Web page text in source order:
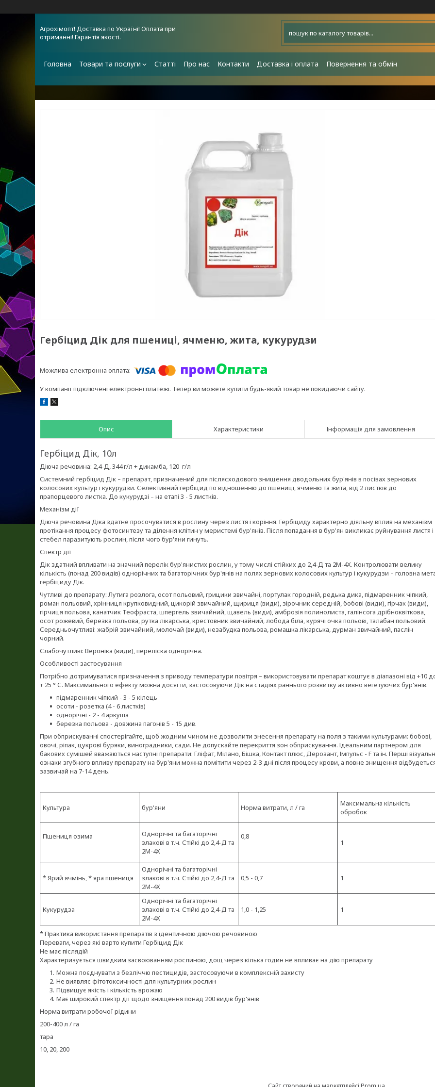
Агрохімопт! Доставка по Україні! Оплата при
отриманні! Гарантія якості.
Головна Товари та послуги Статті Про нас Контакти Доставка і оплата Повернення та обмін
Гербіцид Дік для пшениці, ячменю, жита, кукурудзи
У компанії підключені електронні платежі. Тепер ви можете купити будь-який товар не покидаючи сайту.
Опис Характеристики Інформація для замовлення
Гербіцид Дік, 10л
Діюча речовина: 2,4-Д, 344 г/л + дикамба, 120 г/л
Системний гербіцид Дік – препарат, призначений для післясходового знищення дводольних бур'янів в посівах зернових
колосових культур і кукурудзи. Селективний гербіцид по відношенню до пшениці, ячменю та жита, від 2 листків до
прапорцевого листка. До кукурудзі – на етапі 3 - 5 листків.
Механізм дії
Діюча речовина Діка здатне просочуватися в рослину через листя і коріння. Гербіциду характерно діяльну вплив на механізм
протікання процесу фотосинтезу та ділення клітин у меристемі бур'янів. Після попадання в бур'ян викликає руйнування листя і
стебел паразитують рослин, після чого бур'яни гинуть.
Спектр дії
Дік здатний впливати на значний перелік бур'янистих рослин, у тому числі стійких до 2,4-Д та 2М-4Х. Контролювати велику
кількість (понад 200 видів) однорічних та багаторічних бур'янів на полях зернових колосових культур і кукурудзи – головна
гербіциду Дік.
Чутливі до препарату: Лутига розлога, осот польовий, грицики звичайні, портулак городній, редька дика, підмаренник чіпкий,
роман польовий, хрінниця крупковидний, цикорій звичайний, щириця (види), зірочник середній, бобові (види), гірчак (види),
гірчиця польова, канатчик Теофраста, шпергель звичайний, щавель (види), амброзія полинолиста, галінсога дрібноквіткова,
осот рожевий, березка польова, рутка лікарська, крестовник звичайний, лобода біла, курячі очка польові, талабан польовий.
Середньочутливі: жабрій звичайний, молочай (види), незабудка польова, ромашка лікарська, дурман звичайний, паслін
чорний.
Слабочутливі: Вероніка (види), переліска однорічна.
Особливості застосування
Потрібно дотримуватися призначення з приводу температури повітря – використовувати препарат коштує в діапазоні від +10
+ 25 ° С. Максимального ефекту можна досягти, застосовуючи Дік на стадіях раннього розвитку активно вегетуючих бур'янів.
підмаренник чіпкий - 3 - 5 кілець
осоти - розетка (4 - 6 листків)
однорічні - 2 - 4 аркуша
березка польова - довжина пагонів 5 - 15 див.
При обприскуванні спостерігайте, щоб жодним чином не дозволити знесення препарату на поля з такими культурами: бобові,
овочі, ріпак, цукрові буряки, виноградники, сади. Не допускайте перекриття зон обприскування. Ідеальним партнером для
бакових сумішей вважаються наступні препарати: Гліфат, Мілано, Бішка, Контакт плюс, Дерозант, Імпульс - F та ін. Перші
ознаки згубного впливу препарату на бур'яни можна помітити через 2-3 дні після процесу крови, а повне знищення
зазвичай на 7-14 день.
Культура бур'яни Норма витрати, л / га
Максимальна кількість
обробок
Пшениця озима
Однорічні та багаторічні
злакові в т.ч. Стійкі до 2,4-Д та
2М-4Х
0,8
1
* Ярий ячмінь, * яра пшениця
Однорічні та багаторічні
злакові в т.ч. Стійкі до 2,4-Д та
2М-4Х
0,5 - 0,7 1
Кукурудза
Однорічні та багаторічні
злакові в т.ч. Стійкі до 2,4-Д та
2М-4Х
1,0 - 1,25 1
* Практика використання препаратів з ідентичною діючою речовиною
Переваги, через які варто купити Гербіцид Дік
Не має післядій
Характеризується швидким засвоюванням рослиною, дощ через кілька годин не впливає на дію препарату
Можна поєднувати з безліччю пестицидів, застосовуючи в комплексній захисту
Не виявляє фітотоксичності для культурних рослин
Підвищує якість і кількість врожаю
Має широкий спектр дії щодо знищення понад 200 видів бур'янів
Норма витрати робочої рідини
200-400 л / га
тара
10, 20, 200